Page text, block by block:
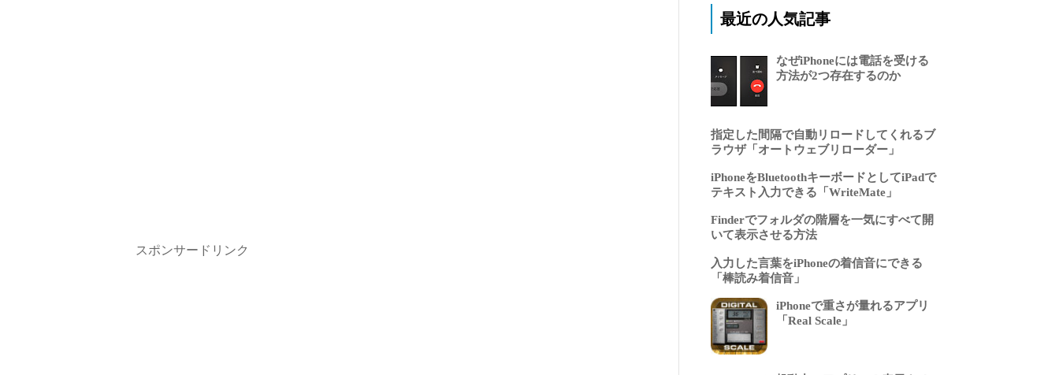
スポンサードリンク
最近の人気記事
なぜiPhoneには電話を受ける
方法が2つ存在するのか
指定した間隔で自動リロードしてくれるブ
ラウザ「オートウェブリローダー」
iPhoneをBluetoothキーボードとしてiPadで
テキスト入力できる「WriteMate」
Finderでフォルダの階層を一気にすべて開
いて表示させる方法
入力した言葉をiPhoneの着信音にできる
「棒読み着信音」
iPhoneで重さが量れるアプリ
「Real Scale」